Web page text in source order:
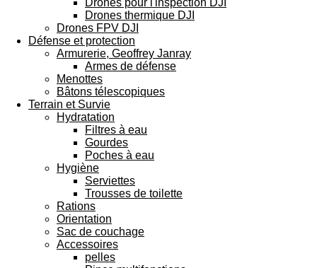
Drones pour l'inspection DJI
Drones thermique DJI
Drones FPV DJI
Défense et protection
Armurerie, Geoffrey Janray
Armes de défense
Menottes
Bâtons télescopiques
Terrain et Survie
Hydratation
Filtres à eau
Gourdes
Poches à eau
Hygiène
Serviettes
Trousses de toilette
Rations
Orientation
Sac de couchage
Accessoires
pelles